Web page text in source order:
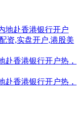
赴香港银行开户热，
赴香港银行开户热，